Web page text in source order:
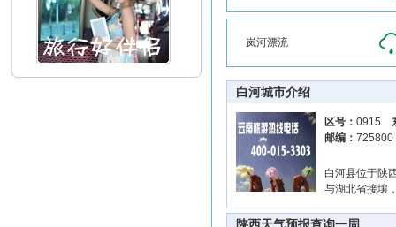
岚河漂流
白河城市介绍
区号： 0915
邮编：
白河县位于陕
与湖北省接壤